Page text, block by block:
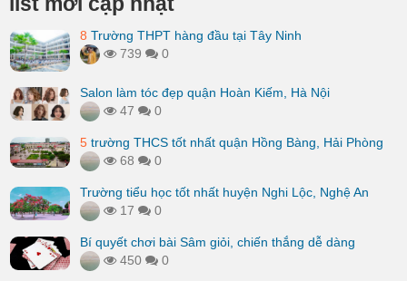
8 Trường THPT hàng đầu tại Tây Ninh
739
0
Salon làm tóc đẹp quận Hoàn Kiếm, Hà Nội
47
0
5 trường THCS tốt nhất quận Hồng Bàng, Hải Phòng
68
0
Trường tiểu học tốt nhất huyện Nghi Lộc, Nghệ An
17
0
Bí quyết chơi bài Sâm giỏi, chiến thắng dễ dàng
450
0